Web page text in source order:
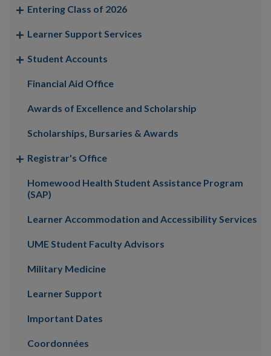
Entering Class of 2026
Learner Support Services
Student Accounts
Financial Aid Office
Awards of Excellence and Scholarship
Scholarships, Bursaries & Awards
Registrar's Office
Homewood Health Student Assistance Program
(SAP)
Learner Accommodation and Accessibility Services
UME Student Faculty Advisors
Military Medicine
Learner Support
Important Dates
Coordonnées